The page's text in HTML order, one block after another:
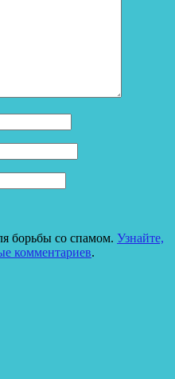
борьбы со спамом. Узнайте,
комментариев.